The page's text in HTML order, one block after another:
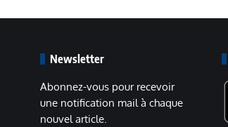
Newsletter
Abonnez-vous pour recevoir
une notification mail à chaque
nouvel article.